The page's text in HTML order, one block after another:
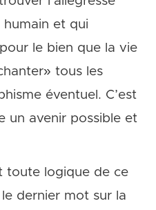
et qui
le bien que la vie
tous les
éventuel. C’est
un avenir possible et
toute logique de ce
dernier mot sur la